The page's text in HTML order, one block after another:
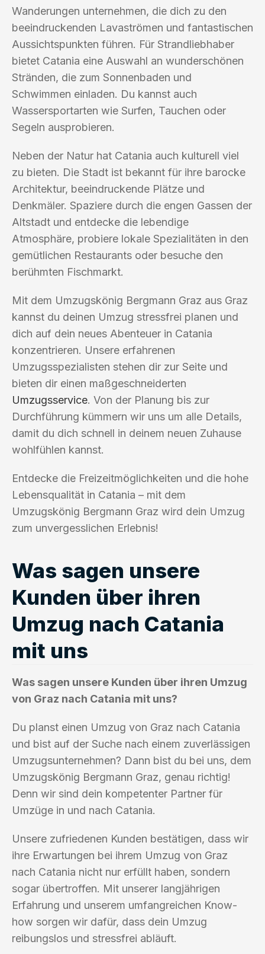
Wanderungen unternehmen, die dich zu den
beeindruckenden Lavaströmen und fantastischen
Aussichtspunkten führen. Für Strandliebhaber
bietet Catania eine Auswahl an wunderschönen
Stränden, die zum Sonnenbaden und
Schwimmen einladen. Du kannst auch
Wassersportarten wie Surfen, Tauchen oder
Segeln ausprobieren.
Neben der Natur hat Catania auch kulturell viel
zu bieten. Die Stadt ist bekannt für ihre barocke
Architektur, beeindruckende Plätze und
Denkmäler. Spaziere durch die engen Gassen der
Altstadt und entdecke die lebendige
Atmosphäre, probiere lokale Spezialitäten in den
gemütlichen Restaurants oder besuche den
berühmten Fischmarkt.
Mit dem Umzugskönig Bergmann Graz aus Graz
kannst du deinen Umzug stressfrei planen und
dich auf dein neues Abenteuer in Catania
konzentrieren. Unsere erfahrenen
Umzugsspezialisten stehen dir zur Seite und
bieten dir einen maßgeschneiderten
Umzugsservice. Von der Planung bis zur
Durchführung kümmern wir uns um alle Details,
damit du dich schnell in deinem neuen Zuhause
wohlfühlen kannst.
Entdecke die Freizeitmöglichkeiten und die hohe
Lebensqualität in Catania – mit dem
Umzugskönig Bergmann Graz wird dein Umzug
zum unvergesslichen Erlebnis!
Was sagen unsere
Kunden über ihren
Umzug nach Catania
mit uns
Was sagen unsere Kunden über ihren Umzug
von Graz nach Catania mit uns?
Du planst einen Umzug von Graz nach Catania
und bist auf der Suche nach einem zuverlässigen
Umzugsunternehmen? Dann bist du bei uns, dem
Umzugskönig Bergmann Graz, genau richtig!
Denn wir sind dein kompetenter Partner für
Umzüge in und nach Catania.
Unsere zufriedenen Kunden bestätigen, dass wir
ihre Erwartungen bei ihrem Umzug von Graz
nach Catania nicht nur erfüllt haben, sondern
sogar übertroffen. Mit unserer langjährigen
Erfahrung und unserem umfangreichen Know-
how sorgen wir dafür, dass dein Umzug
reibungslos und stressfrei abläuft.